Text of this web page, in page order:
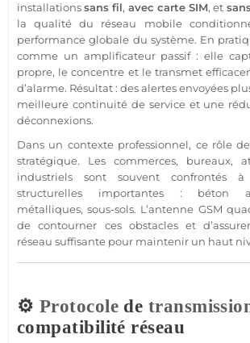
installationssans fil, avec carte SIM, et
la qualité du réseau mobile
performance globale du système. En
comme un amplificateur passif : elle
propre, le concentre et le transmet
d’alarme. Résultat : des alertes envoyées
meilleure continuité de service et une
déconnexions.
Dans un contexte professionnel, ce rôle
stratégique. Les commerces, bureaux,
industriels sont souvent confrontés à
structurelles importantes : béton
métalliques, sous-sols. L’antenne GSM
de contourner ces obstacles et
réseau suffisante pour maintenir un haut
⚙️ Protocolede
compatibilité réseau